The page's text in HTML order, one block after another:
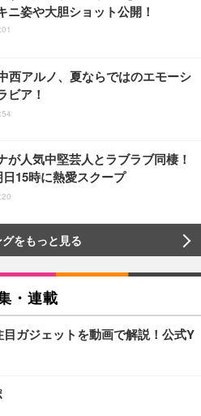
ニ姿や大胆ショット公開！
西アルノ、夏ならではのエモーシ
ビア！
が人気中堅芸人とラブラブ同棲！
15時に熱愛スクープ
をもっと見る
・連載
目ガジェットを動画で解説！公式Y